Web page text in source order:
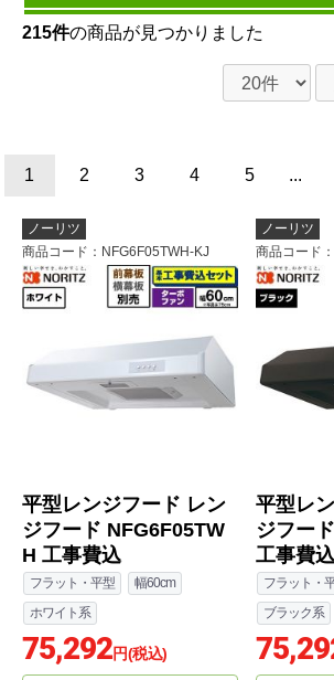
215件の商品が見つかりました
1 2 3 4 5 ...
ノーリツ
商品コード ：NFG6F05TWH-KJ
平型レンジフード レン
ジフード NFG6F05TW
H 工事費込
フラット・平型
幅60cm
ホワイト系
75,292円(税込)
ノーリツ
商品コード
平型レ
ジフー
工事費込
フラット・
ブラック系